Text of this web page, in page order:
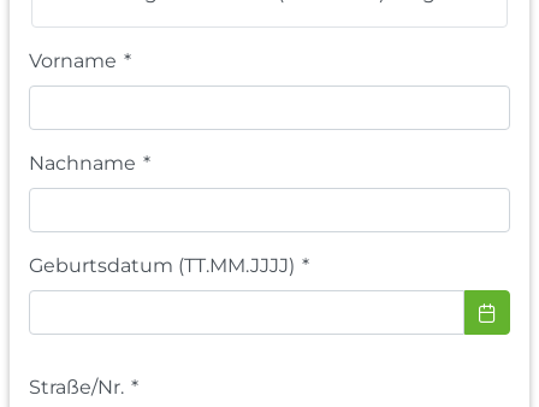
Vorname *
Nachname *
Geburtsdatum (TT.MM.JJJJ) *
Straße/Nr. *